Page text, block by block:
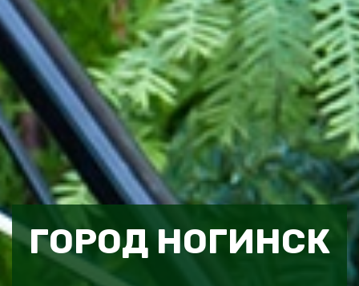
ГОРОД НОГИНСК